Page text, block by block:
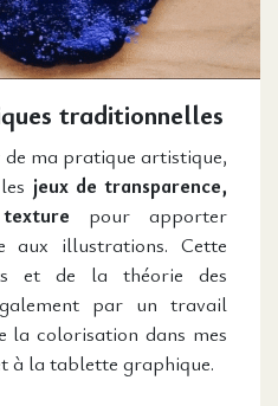
traditionnelles
ma pratique artistique,
jeux de transparence,
pour apporter
aux illustrations. Cette
et de la théorie des
par un travail
la colorisation dans mes
à la tablette graphique.